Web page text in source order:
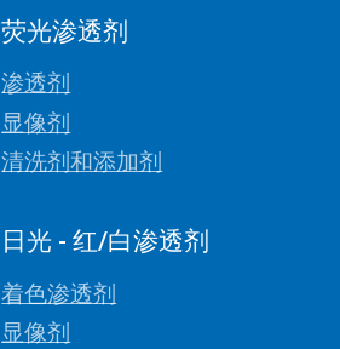
荧光渗透剂
渗透剂
显像剂
清洗剂和添加剂
日光 - 红/白渗透剂
着色渗透剂
显像剂